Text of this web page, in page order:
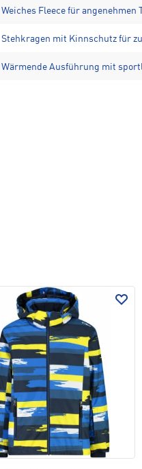
Weiches Fleece für angenehmen
Stehkragen mit Kinnschutz für
Wärmende Ausführung mit